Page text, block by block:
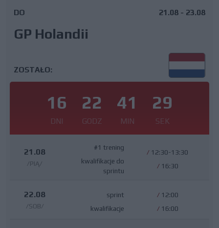
DO
GP Holandii
21.08 - 23.08
ZOSTAŁO:
16
DNI
22
GODZ
41
MIN
29
SEK
21.08
/PIĄ/
#1 trening
kwalifikacje do
sprintu
/ 12:30-13:30
/ 16:30
22.08
/SOB/
sprint
kwalifikacje
/ 12:00
/ 16:00